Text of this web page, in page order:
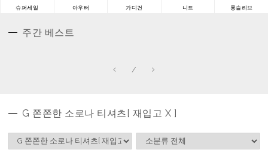
슈퍼세일 아우터 가디건 니트 롱슬리브
주간 베스트
/
G 쫀쫀한 소로나 티셔츠[ 재입고 X ]